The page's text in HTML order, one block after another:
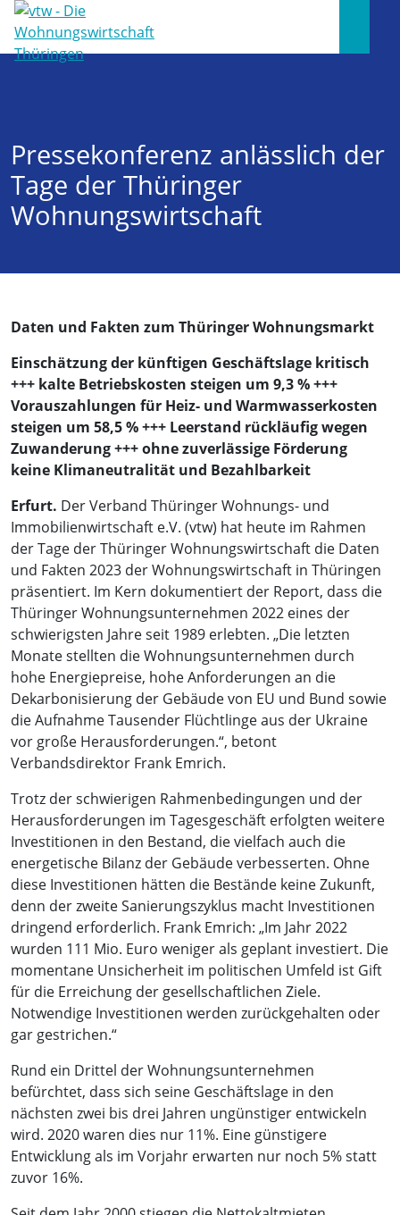
Pressekonferenz anlässlich der
Tage der Thüringer
Wohnungswirtschaft
Daten und Fakten zum Thüringer Wohnungsmarkt
Einschätzung der künftigen Geschäftslage kritisch
+++ kalte Betriebskosten steigen um 9,3 % +++
Vorauszahlungen für Heiz- und Warmwasserkosten
steigen um 58,5 % +++ Leerstand rückläufig wegen
Zuwanderung +++ ohne zuverlässige Förderung
keine Klimaneutralität und Bezahlbarkeit
Erfurt. Der Verband Thüringer Wohnungs- und
Immobilienwirtschaft e.V. (vtw) hat heute im Rahmen
der Tage der Thüringer Wohnungswirtschaft die Daten
und Fakten 2023 der Wohnungswirtschaft in Thüringen
präsentiert. Im Kern dokumentiert der Report, dass die
Thüringer Wohnungsunternehmen 2022 eines der
schwierigsten Jahre seit 1989 erlebten. „Die letzten
Monate stellten die Wohnungsunternehmen durch
hohe Energiepreise, hohe Anforderungen an die
Dekarbonisierung der Gebäude von EU und Bund sowie
die Aufnahme Tausender Flüchtlinge aus der Ukraine
vor große Herausforderungen.“, betont
Verbandsdirektor Frank Emrich.
Trotz der schwierigen Rahmenbedingungen und der
Herausforderungen im Tagesgeschäft erfolgten weitere
Investitionen in den Bestand, die vielfach auch die
energetische Bilanz der Gebäude verbesserten. Ohne
diese Investitionen hätten die Bestände keine Zukunft,
denn der zweite Sanierungszyklus macht Investitionen
dringend erforderlich. Frank Emrich: „Im Jahr 2022
wurden 111 Mio. Euro weniger als geplant investiert. Die
momentane Unsicherheit im politischen Umfeld ist Gift
für die Erreichung der gesellschaftlichen Ziele.
Notwendige Investitionen werden zurückgehalten oder
gar gestrichen.“
Rund ein Drittel der Wohnungsunternehmen
befürchtet, dass sich seine Geschäftslage in den
nächsten zwei bis drei Jahren ungünstiger entwickeln
wird. 2020 waren dies nur 11%. Eine günstigere
Entwicklung als im Vorjahr erwarten nur noch 5% statt
zuvor 16%.